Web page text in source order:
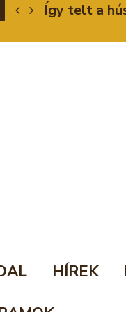
Így telt a
HÍREK